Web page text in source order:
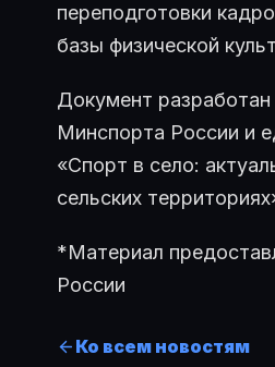
переподготовки
базы физической
Документ
Минспорта России и
«Спорт в село:
сельских
*Материал
России
Ко всем новостям